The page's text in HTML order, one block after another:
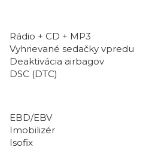
Rádio + CD + MP3
Vyhrievané sedačky vpredu
Deaktivácia airbagov
DSC (DTC)
EBD/EBV
Imobilizér
Isofix